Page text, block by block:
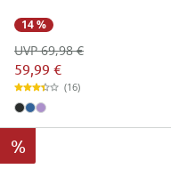
14 %
59,99 €
UVP 69,98 €
(16)
%